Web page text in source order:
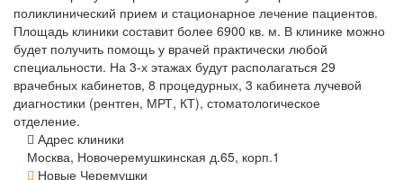
поликлинический прием и стационарное лечение пациентов.
Площадь клиники составит более 6900 кв. м. В клинике можно
будет получить помощь у врачей практически любой
специальности. На 3-х этажах будут располагаться 29
врачебных кабинетов, 8 процедурных, 3 кабинета лучевой
диагностики (рентген, МРТ, КТ), стоматологическое
отделение.
Адрес клиники
Москва, Новочеремушкинская д.65, корп.1
Новые Черемушки